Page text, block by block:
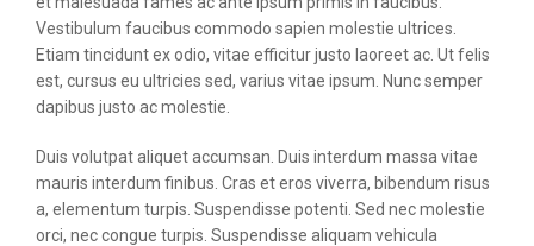
Vestibulum faucibus commodo sapien molestie ultrices.
Etiam tincidunt ex odio, vitae efficitur justo laoreet ac. Ut felis
est, cursus eu ultricies sed, varius vitae ipsum. Nunc semper
dapibus justo ac molestie.
Duis volutpat aliquet accumsan. Duis interdum massa vitae
mauris interdum finibus. Cras et eros viverra, bibendum risus
a, elementum turpis. Suspendisse potenti. Sed nec molestie
orci, nec congue turpis. Suspendisse aliquam vehicula